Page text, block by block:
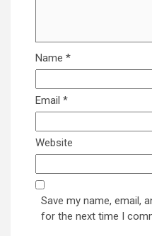
Name *
Email *
Website
Save my name, email,
for the next time I